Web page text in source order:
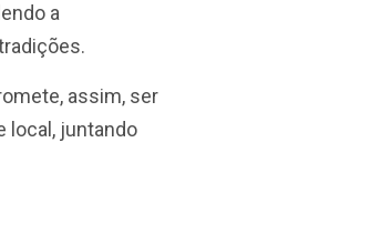
a
assim, ser
local, juntando